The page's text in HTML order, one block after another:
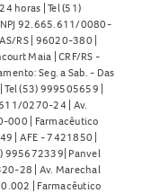
horas | Tel (51)
92.665.611/0080-
RS | 96020-380 |
Maia | CRF/RS -
Seg. a Sab. - Das
(53) 999505659 |
0270-24 | Av.
000 | Farmacêutico
| AFE - 7421850 |
995672339| Panvel
28 | Av. Marechal
| Farmacêutico